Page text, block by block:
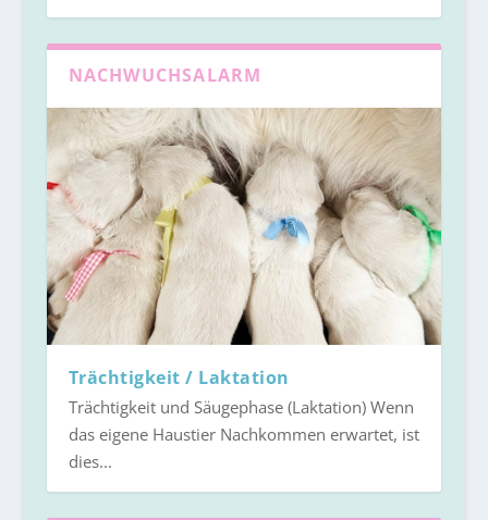
NACHWUCHSALARM
Trächtigkeit / Laktation
Trächtigkeit und Säugephase (Laktation) Wenn
das eigene Haustier Nachkommen erwartet, ist
dies...